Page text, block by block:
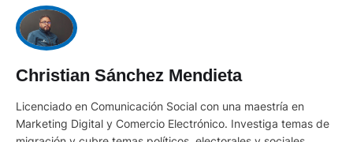
Christian Sánchez Mendieta
Licenciado en Comunicación Social con una maestría en
Marketing Digital y Comercio Electrónico. Investiga temas de